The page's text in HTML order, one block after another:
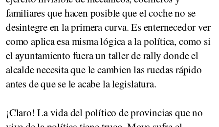
familiares que hacen posible que el coche no se
desintegre en la primera curva. Es enternecedor ver
como aplica esa misma lógica a la política, como si
el ayuntamiento fuera un taller de rally donde el
alcalde necesita que le cambien las ruedas rápido
antes de que se le acabe la legislatura.
¡Claro! La vida del político de provincias que no